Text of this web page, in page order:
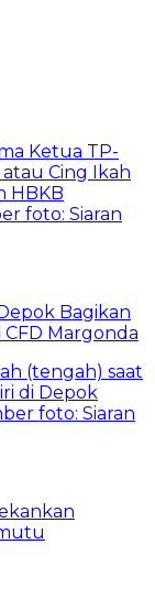
Bagikan
Margonda